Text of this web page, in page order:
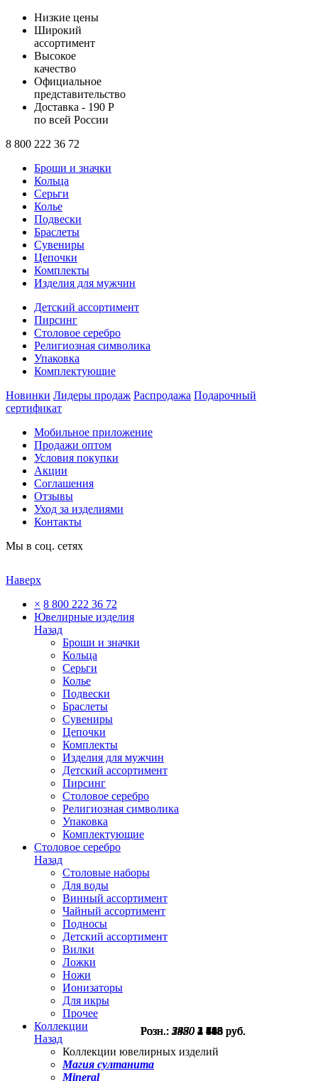
Розн.: 5470 4 103 руб.
Розн.: 2330 1 748 руб.
Розн.: 2330 1 748 руб.
Розн.: 1980 1 485 руб.
Розн.: 3850 2 888 руб.
Розн.: 3480 2 610 руб.
Низкие цены
Широкий
ассортимент
Высокое
качество
Официальное
представительство
Доставка - 190 Р
по всей России
8 800 222 36 72
Броши и значки
Кольца
Серьги
Колье
Подвески
Браслеты
Сувениры
Цепочки
Комплекты
Изделия для мужчин
Детский ассортимент
Пирсинг
Столовое серебро
Религиозная символика
Упаковка
Комплектующие
Новинки Лидеры продаж Распродажа Подарочный
сертификат
Мобильное приложение
Продажи оптом
Условия покупки
Акции
Соглашения
Отзывы
Уход за изделиями
Контакты
Мы в соц. сетях
Наверх
× 8 800 222 36 72
Ювелирные изделия
Назад
Броши и значки
Кольца
Серьги
Колье
Подвески
Браслеты
Сувениры
Цепочки
Комплекты
Изделия для мужчин
Детский ассортимент
Пирсинг
Столовое серебро
Религиозная символика
Упаковка
Комплектующие
Столовое серебро
Назад
Столовые наборы
Для воды
Винный ассортимент
Чайный ассортимент
Подносы
Детский ассортимент
Вилки
Ложки
Ножи
Ионизаторы
Для икры
Прочее
Коллекции
Назад
Коллекции ювелирных изделий
Магия султанита
Mineral